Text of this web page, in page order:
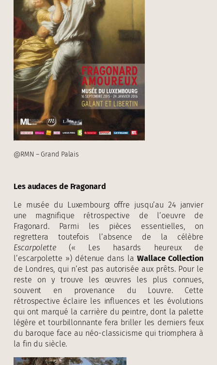
@RMN – Grand Palais
Les audaces de Fragonard
Le musée du Luxembourg offre jusqu’au 24 janvier
une magnifique rétrospective de l’oeuvre de
Fragonard. Parmi les pièces essentielles, on
regrettera toutefois l’absence de la célèbre
Escarpolette(« Les hasards heureux de
l’escarpolette ») détenue dans laWallace Collection
de Londres, qui n’est pas autorisée aux prêts. Pour le
reste on y trouve les œuvres les plus connues,
souvent en provenance du Louvre. Cette
rétrospective éclaire les influences et les évolutions
qui ont marqué la carrière du peintre, dont la palette
légère et tourbillonnante fera briller les derniers feux
du baroque face au néo-classicisme qui triomphera à
la fin du siècle.